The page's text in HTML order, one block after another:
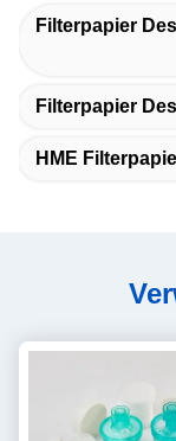
Filterpapier
Filterpapier
HME